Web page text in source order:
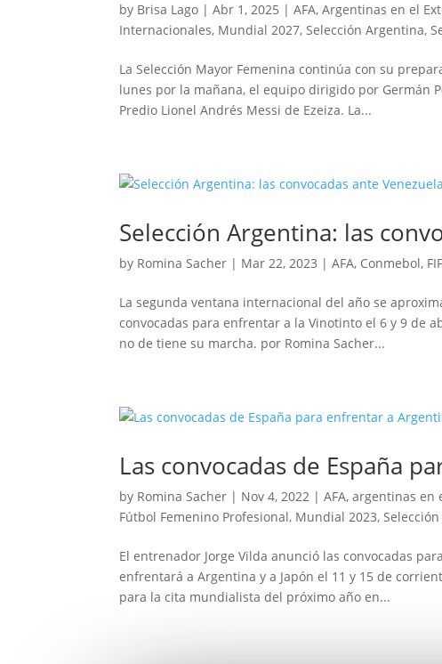
by Brisa Lago |Abr 1, 2025 |AFA,Argentinas en el
Internacionales, Mundial 2027,Selección Argentina,
La Selección Mayor Femenina continúa con su
lunes por la mañana, el equipo dirigido por Germán
Predio Lionel Andrés Messi de Ezeiza. La...
Selección Argentina: las
by Romina Sacher | Mar 22, 2023 |AFA, Conmebol,
La segunda ventana internacional del año se
convocadas para enfrentar a la Vinotinto el 6 y 9 de
no de tiene su marcha. por Romina Sacher...
Las convocadas de España
by Romina Sacher | Nov 4, 2022 |AFA,argentinas en
Fútbol Femenino Profesional, Mundial 2023,
El entrenador Jorge Vilda anunció las convocadas
enfrentará a Argentina y a Japón el 11 y 15 de
para la cita mundialista del próximo año en...